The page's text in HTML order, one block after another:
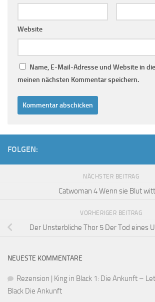
Website
Name, E-Mail-Adresse und Website in
meinen nächsten Kommentar speichern.
FOLGEN:
NÄCHSTER BEITRAG
Catwoman 4 Wenn sie Blut
VORHERIGER BEITRAG
Der Unsterbliche Thor 5 Der Tod eines
NEUESTE KOMMENTARE
Rezension | King in Black 1: Die Ankunft –
Black Die Ankunft